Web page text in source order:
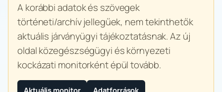
A korábbi adatok és szövegek
történeti/archív jellegűek, nem tekinthetők
aktuális járványügyi tájékoztatásnak. Az új
oldal közegészségügyi és környezeti
kockázati monitorként épül tovább.
Aktuális monitor Adatforrások